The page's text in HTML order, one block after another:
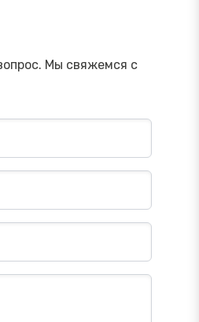
Мы свяжемся с
Посмотреть→